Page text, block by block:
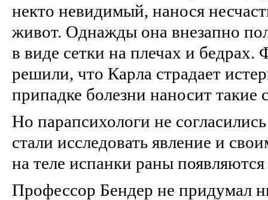
некто невидимый, нанося
живот. Однажды она внезапно
в виде сетки на плечах и бедрах.
решили, что Карла страдает
припадке болезни наносит такие
Но парапсихологи не
стали исследовать явление и
на теле испанки раны
Профессор Бендер не придумал